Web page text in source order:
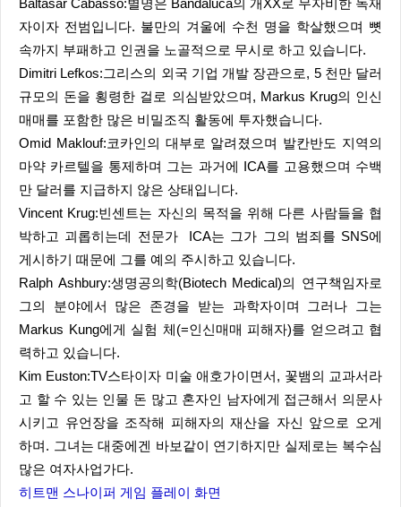
Baltasar Cabasso:별명은 Bandaluca의 개XX로 무자비한 독재
자이자 전범입니다. 불만의 겨울에 수천 명을 학살했으며 뼛
속까지 부패하고 인권을 노골적으로 무시로 하고 있습니다.
Dimitri Lefkos:그리스의 외국 기업 개발 장관으로, 5 천만 달러
규모의 돈을 횡령한 걸로 의심받았으며, Markus Krug의 인신
매매를 포함한 많은 비밀조직 활동에 투자했습니다.
Omid Maklouf:코카인의 대부로 알려졌으며 발칸반도 지역의
마약 카르텔을 통제하며 그는 과거에 ICA를 고용했으며 수백
만 달러를 지급하지 않은 상태입니다.
Vincent Krug:빈센트는 자신의 목적을 위해 다른 사람들을 협
박하고 괴롭히는데 전문가 ICA는 그가 그의 범죄를 SNS에
게시하기 때문에 그를 예의 주시하고 있습니다.
Ralph Ashbury:생명공의학(Biotech Medical)의 연구책임자로
그의 분야에서 많은 존경을 받는 과학자이며 그러나 그는
Markus Kung에게 실험 체(=인신매매 피해자)를 얻으려고 협
력하고 있습니다.
Kim Euston:TV스타이자 미술 애호가이면서, 꽃뱀의 교과서라
고 할 수 있는 인물 돈 많고 혼자인 남자에게 접근해서 의문사
시키고 유언장을 조작해 피해자의 재산을 자신 앞으로 오게
하며. 그녀는 대중에겐 바보같이 연기하지만 실제로는 복수심
많은 여자사업가다.
히트맨 스나이퍼 게임 플레이 화면